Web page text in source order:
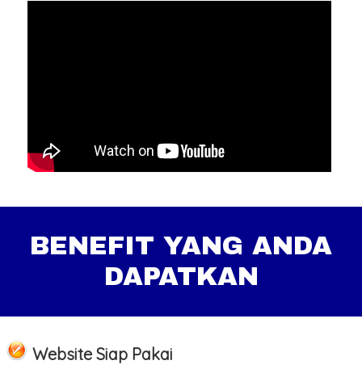
BENEFIT YANG ANDA
DAPATKAN
Website Siap Pakai